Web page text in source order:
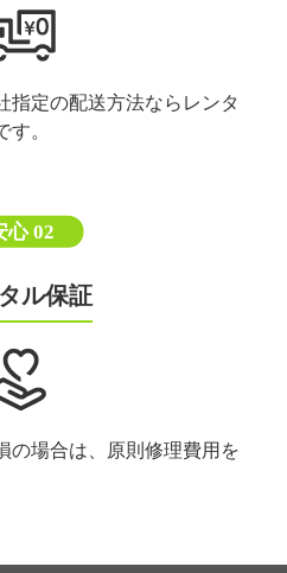
指定の配送方法ならレンタ
。
心 02
ル保証
の場合は、原則修理費用を